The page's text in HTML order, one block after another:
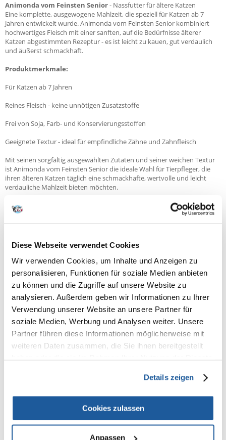
Diese Webseite verwendet Cookies
Wir verwenden Cookies, um Inhalte und Anzeigen zu
personalisieren, Funktionen für soziale Medien anbieten
zu können und die Zugriffe auf unsere Website zu
analysieren. Außerdem geben wir Informationen zu Ihrer
Verwendung unserer Website an unsere Partner für
soziale Medien, Werbung und Analysen weiter. Unsere
Partner führen diese Informationen möglicherweise mit
weiteren Daten zusammen, die Sie ihnen bereitgestellt
Details zeigen
Cookies zulassen
Anpassen
Animonda vom Feinsten Senior- Nassfutter für ältere Katzen
Eine komplette, ausgewogene Mahlzeit, die speziell für Katzen ab 7
Jahren entwickelt wurde. Animonda vom Feinsten Senior kombiniert
hochwertiges Fleisch mit einer sanften, auf die Bedürfnisse älterer
Katzen abgestimmten Rezeptur - es ist leicht zu kauen, gut verdaulich
und äußerst schmackhaft.
Produktmerkmale:
Für Katzen ab 7 Jahren
Reines Fleisch - keine unnötigen Zusatzstoffe
Frei von Soja, Farb- und Konservierungsstoffen
Geeignete Textur - ideal für empfindliche Zähne und Zahnfleisch
Mit seinen sorgfältig ausgewählten Zutaten und seiner weichen Textur
ist Animonda vom Feinsten Senior die ideale Wahl für Tierpfleger, die
ihren älteren Katzen täglich eine schmackhafte, wertvolle und leicht
verdauliche Mahlzeit bieten möchten.
Animonda vom Feinsten Senior - Nassfutter für ältere Katzen
Eine komplette, ausgewogene Mahlzeit, die speziell für Katzen ab 7
und äußerst schmackhaft.
Produktmerkmale:
Für Katzen ab 7 Jahren
Reines Fleisch - keine unnötigen Zusatzstoffe
Frei von Soja, Farb- und Konservierungsstoffen
Geeignete Textur - ideal für empfindliche Zähne und Zahnfleisch
ihren älteren Katzen täglich eine schmackhafte, wertvolle und leicht
Fleisch und tierische Erzeugnisse (Huhn, Rind, Schwein, 8% Lamm),